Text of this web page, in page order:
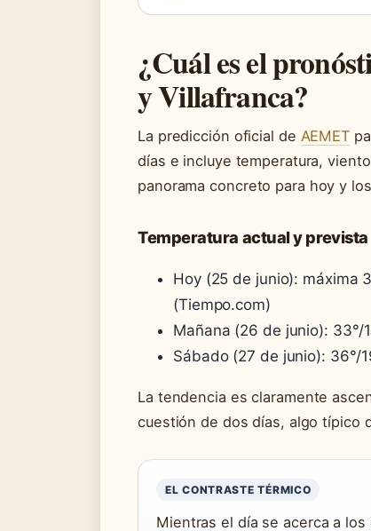
¿Cuál es el
y Villafranca?
La predicción oficial de AEMET
días e incluye temperatura,
panorama concreto para hoy y
Temperatura actual y prevista
Hoy (25 de junio): máxima
(Tiempo.com)
Mañana (26 de junio): 33°/
Sábado (27 de junio): 36°/
La tendencia es claramente
cuestión de dos días, algo típico
EL CONTRASTE TÉRMICO
Mientras el día se acerca a los